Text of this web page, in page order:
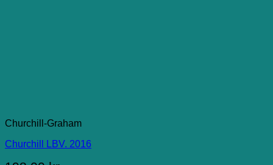
Churchill-Graham
Churchill LBV. 2016